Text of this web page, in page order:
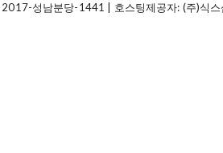
2017-성남분당-1441 | 호스팅제공자: (주)식